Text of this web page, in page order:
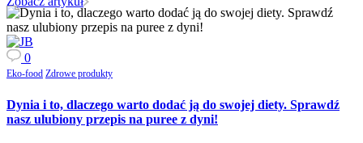
0
Eko-food Zdrowe produkty
Dynia i to, dlaczego warto dodać ją do swojej diety. Sprawdź
nasz ulubiony przepis na puree z dyni!